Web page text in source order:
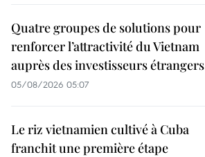
Quatre groupes de solutions pour
renforcer l’attractivité du Vietnam
auprès des investisseurs étrangers
05/08/2026 05:07
Le riz vietnamien cultivé à Cuba
franchit une première étape